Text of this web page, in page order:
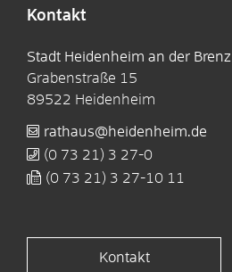
Kontakt
Stadt Heidenheim an der Brenz
Grabenstraße 15
89522 Heidenheim
rathaus@heidenheim.de
(0 73 21) 3 27-0
(0 73 21) 3 27-10 11
Kontakt